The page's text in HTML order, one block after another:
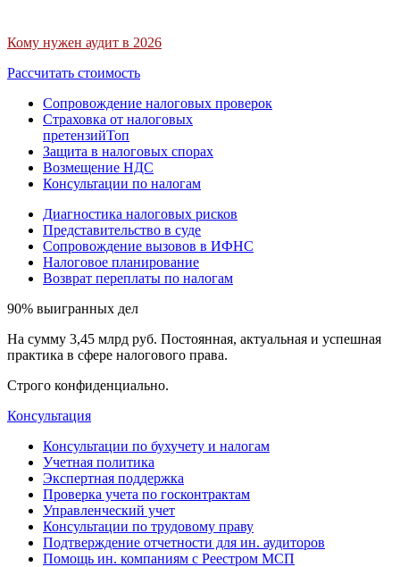
Кому нужен аудит в 2026
Рассчитать стоимость
Сопровождение налоговых проверок
Страховка от налоговых
претензийТоп
Защита в налоговых спорах
Возмещение НДС
Консультации по налогам
Диагностика налоговых рисков
Представительство в суде
Сопровождение вызовов в ИФНС
Налоговое планирование
Возврат переплаты по налогам
90% выигранных дел
На сумму 3,45 млрд руб. Постоянная, актуальная и успешная
практика в сфере налогового права.
Строго конфиденциально.
Консультация
Консультации по бухучету и налогам
Учетная политика
Экспертная поддержка
Проверка учета по госконтрактам
Управленческий учет
Консультации по трудовому праву
Подтверждение отчетности для ин. аудиторов
Помощь ин. компаниям с Реестром МСП